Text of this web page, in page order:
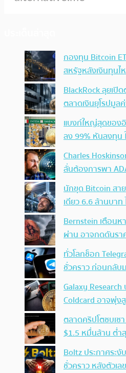
กองทุน Bitcoin
สหรัฐหลังเงินทุนไ
BlackRock ลุยเปิ
ตลาดเงินยุโรปมูล
แบงก์ใหญ่สุดของ
ลง 99% หันลงทุน
Charles
ลั่นต้องการพา
นักขุด Bitcoin สา
เดียว 6.6 ล้านบา
Bernstein เตือนห
ผ่าน อาจกดดันรา
ทั่วโลกช็อก
ชั่วคราว ก่อนกลับ
Galaxy Research
Coldcard อาจพุ่ง
ตลาดคริปโตซบเซ
$1.5 หมื่นล้าน ต่ำ
Boltz ประกาศระ
ชั่วคราว หลังตัวเ